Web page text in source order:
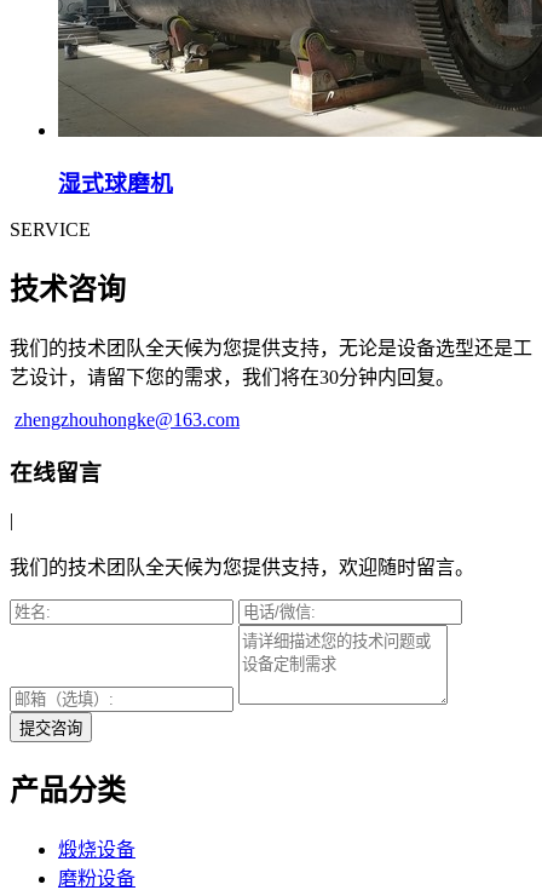
湿式球磨机
SERVICE
技术咨询
我们的技术团队全天候为您提供支持，无论是设备选型还是工
艺设计，请留下您的需求，我们将在30分钟内回复。
zhengzhouhongke@163.com
在线留言
|
我们的技术团队全天候为您提供支持，欢迎随时留言。
提交咨询
产品分类
煅烧设备
磨粉设备